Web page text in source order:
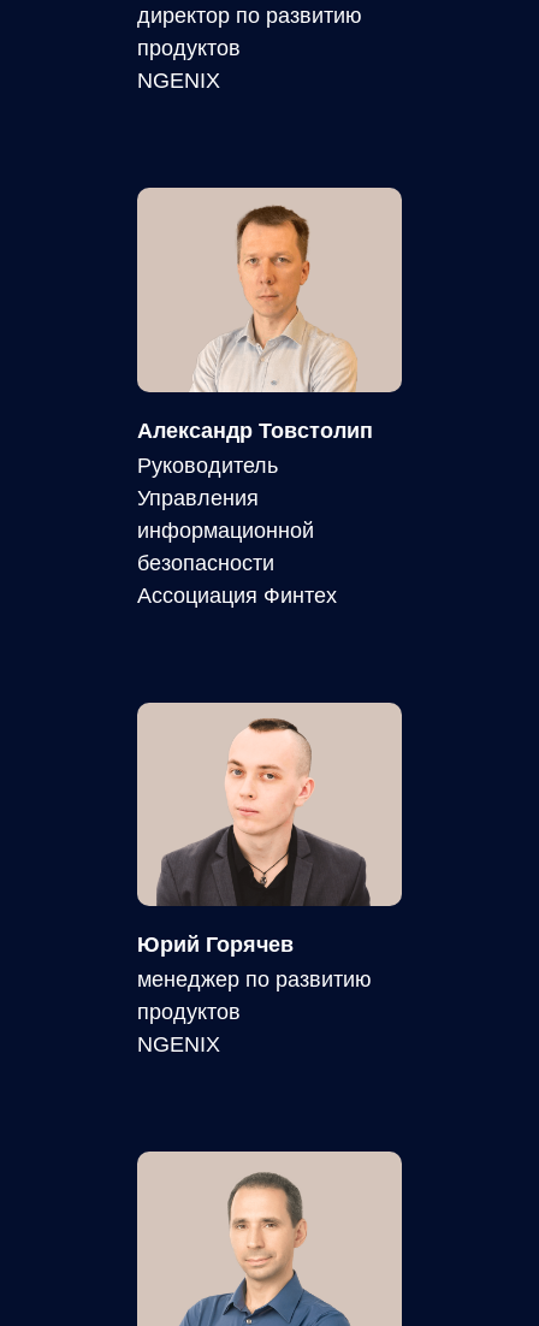
директор по развитию
продуктов
NGENIX
Александр Товстолип
Руководитель
Управления
информационной
безопасности
Ассоциация Финтех
Юрий Горячев
менеджер по развитию
продуктов
NGENIX